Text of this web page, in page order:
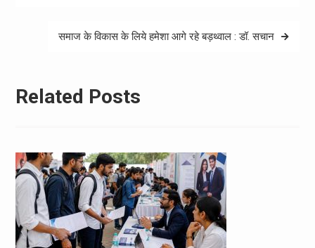
समाज के विकास के लिये हमेशा आगे रहे बड़थ्वाल : डॉ. सचान
Related Posts